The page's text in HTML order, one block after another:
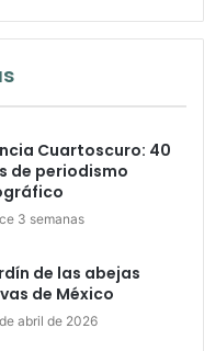
Cuartoscuro: 40
de periodismo
3 semanas
de las abejas
de México
abril de 2026